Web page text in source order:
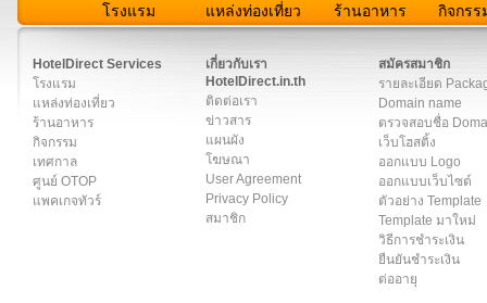
โรงแรม แหล่งท่องเที่ยว ร้านอาหาร กิจกรร
HotelDirect Services
โรงแรม
แหล่งท่องเที่ยว
ร้านอาหาร
กิจกรรม
เทศกาล
ศูนย์ OTOP
แพคเกจทัวร์
เกี่ยวกับเรา
HotelDirect.in.th
ติดต่อเรา
ข่าวสาร
แผนผัง
โฆษณา
User Agreement
Privacy Policy
สมาชิก
สมัครสมาชิก
รายละเอียด
Domain name
ตรวจสอบชื่อ
เว็บโฮสติ้ง
ออกแบบ Logo
ออกแบบเว็บไซต์
ตัวอย่าง Template
Template มาใหม่
วิธีการชำระเงิน
ยืนยันชำระเงิน
ต่ออายุ